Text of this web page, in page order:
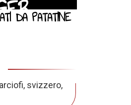
DA PATATINE
svizzero,